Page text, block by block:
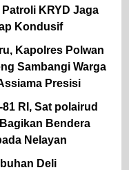
KRYD Jaga
Kondusif
Kapolres Polwan
Sambangi Warga
Presisi
RI, Sat polairud
Bendera
Nelayan
Deli